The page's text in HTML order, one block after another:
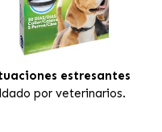
estresantes
por veterinarios.
y recomendado por